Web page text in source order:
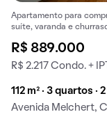
Apartamento para
suíte, varanda e
R$ 889.000
R$ 2.217 Condo. +
112 m² · 3 quartos ·
Avenida Melchert,